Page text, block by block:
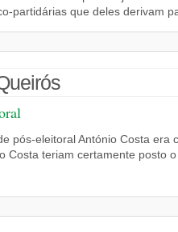
partidárias que deles derivam
pós-eleitoral António Costa
Costa teriam certamente posto